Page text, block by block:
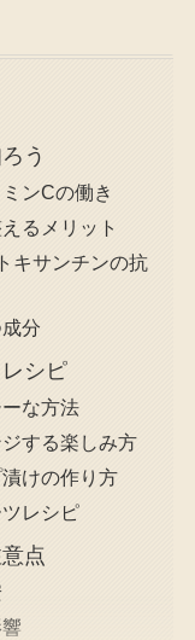
う
ンCの働き
るメリット
キサンチンの抗
分
シピ
な方法
する楽しみ方
けの作り方
レシピ
点